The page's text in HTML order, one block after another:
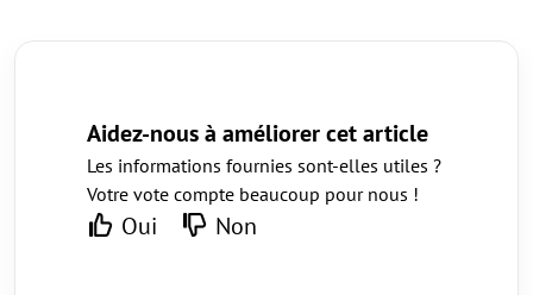
Aidez-nous à améliorer cet article
Les informations fournies sont-elles utiles ?
Votre vote compte beaucoup pour nous !
Oui Non